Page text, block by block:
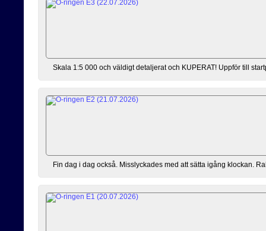
Skala 1:5 000 och väldigt detaljerat och KUPERAT! Uppför till
Fin dag i dag också. Misslyckades med att sätta igång klockan.